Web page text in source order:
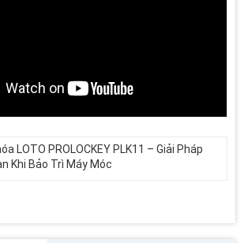
LOTO PROLOCKEY PLK11 – Giải Pháp
Khi Bảo Trì Máy Móc